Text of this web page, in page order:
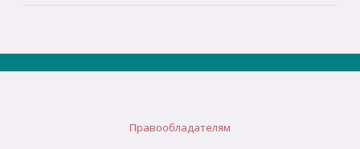
Правообладателям